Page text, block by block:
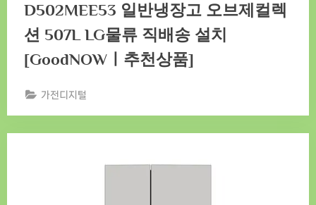
D502MEE53 일반냉장고 오브제컬렉
션 507L LG물류 직배송 설치
[GoodNOWㅣ추천상품]
가전디지털